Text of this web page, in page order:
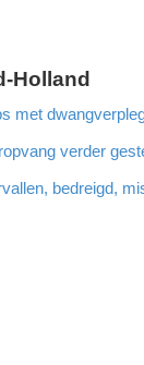
Holland
met
verder
bedreigd,